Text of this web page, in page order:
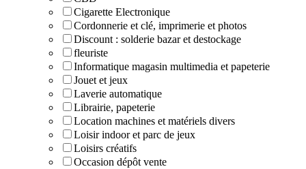
Cigarette Electronique
Cordonnerie et clé, imprimerie et photos
Discount : solderie bazar et destockage
fleuriste
Informatique magasin multimedia et papeterie
Jouet et jeux
Laverie automatique
Librairie, papeterie
Location machines et matériels divers
Loisir indoor et parc de jeux
Loisirs créatifs
Occasion dépôt vente